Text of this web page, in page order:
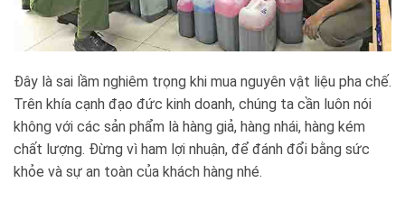
Đây là sai lầm nghiêm trọng khi mua nguyên vật liệu pha chế.
Trên khía cạnh đạo đức kinh doanh, chúng ta cần luôn nói
không với các sản phẩm là hàng giả, hàng nhái, hàng kém
chất lượng. Đừng vì ham lợi nhuận, để đánh đổi bằng sức
khỏe và sự an toàn của khách hàng nhé.